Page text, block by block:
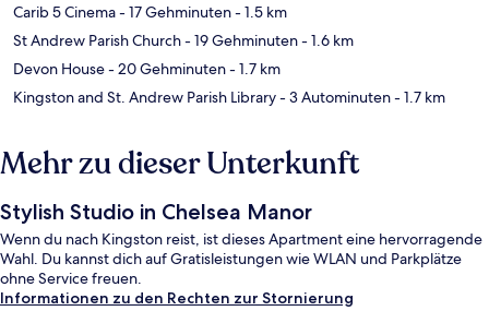
Carib 5 Cinema- 17 Gehminuten- 1.5 km
St Andrew Parish Church- 19 Gehminuten- 1.6 km
Devon House- 20 Gehminuten- 1.7 km
Kingston and St. Andrew Parish Library- 3 Autominuten- 1.7 km
Mehr zu dieser Unterkunft
Stylish Studio in Chelsea Manor
Wenn du nach Kingston reist, ist dieses Apartment eine hervorragende
Wahl. Du kannst dich auf Gratisleistungen wie WLAN und Parkplätze
ohne Service freuen.
Informationen zu den Rechten zur Stornierung